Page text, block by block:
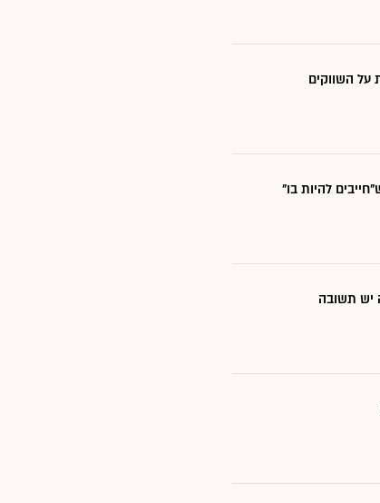
על השווקים
יש תשובה